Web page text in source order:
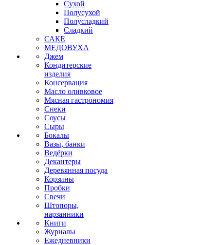
Сухой
Полусухой
Полусладкий
Сладкий
САКЕ
МЕДОВУХА
Джем
Кондитерские
изделия
Консервация
Масло оливковое
Мясная гастрономия
Снеки
Соусы
Сыры
Бокалы
Вазы, банки
Ведёрки
Декантеры
Деревянная посуда
Корзины
Пробки
Свечи
Штопоры,
нарзанники
Книги
Журналы
Ежедневники